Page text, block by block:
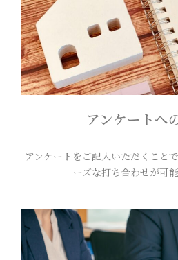
アンケートへ
アンケートをご記入いただくこと
ーズな打ち合わせが可